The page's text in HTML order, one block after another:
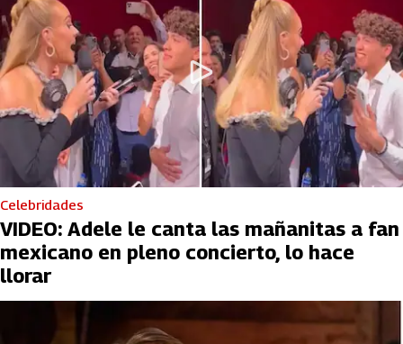
Celebridades
VIDEO: Adele le canta las mañanitas a fan
mexicano en pleno concierto, lo hace
llorar